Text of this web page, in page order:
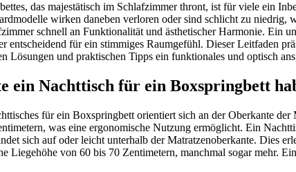
das majestätisch im Schlafzimmer thront, ist für viele ein
wirken daneben verloren oder sind schlicht zu
schnell an Funktionalität und ästhetischer Harmonie. Ein
entscheidend für ein stimmiges Raumgefühl. Dieser Leitfaden
Lösungen und praktischen Tipps ein funktionales und optisch
ein Nachttisch für ein Boxspringbett
für ein Boxspringbett orientiert sich an der Oberkante
was eine ergonomische Nutzung ermöglicht. Ein
sich auf oder leicht unterhalb der Matratzenoberkante. Dies
Liegehöhe von 60 bis 70 Zentimetern, manchmal sogar mehr.